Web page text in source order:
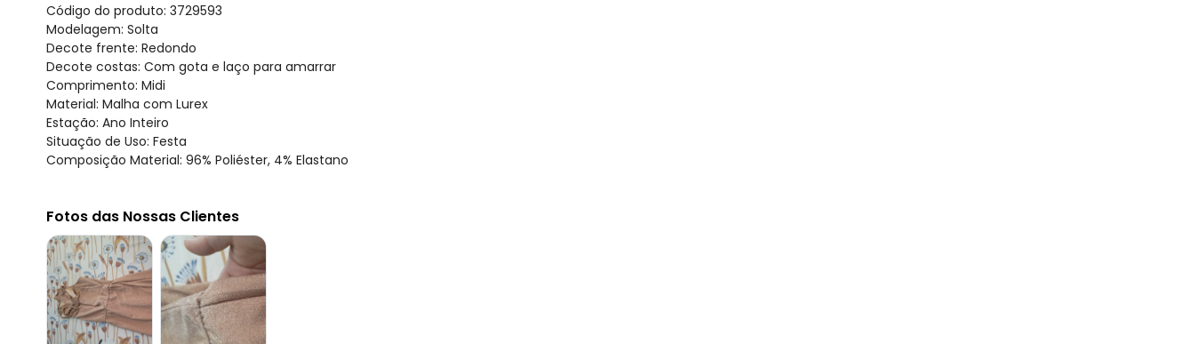
Código do produto: 3729593
Modelagem: Solta
Decote frente: Redondo
Decote costas: Com gota e laço para amarrar
Comprimento: Midi
Material: Malha com Lurex
Estação: Ano Inteiro
Situação de Uso: Festa
Composição Material: 96% Poliéster, 4% Elastano
Fotos das Nossas Clientes